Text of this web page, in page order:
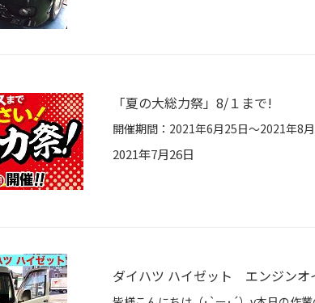
「夏の大総力祭」8/１まで!
2021年7月26日
ダイハツ ハイゼット エンジンオ